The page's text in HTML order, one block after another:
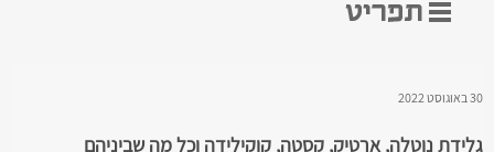
30 באוגוסט 2022
גלידת נוטלה, ארטיק, קסטה, קוקילידה וכל מה שביניהם